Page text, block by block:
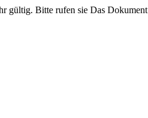
gültig. Bitte rufen sie Das Dokument